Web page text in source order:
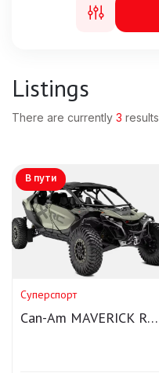
Listings
There are currently 3 results
В пути
Суперспорт
Can-Am MAVERICK R